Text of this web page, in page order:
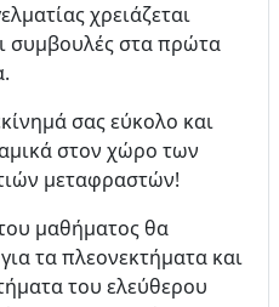
χρειάζεται
συμβουλές στα πρώτα
σας εύκολο και
στον χώρο των
μεταφραστών!
μαθήματος θα
τα πλεονεκτήματα και
του ελεύθερου